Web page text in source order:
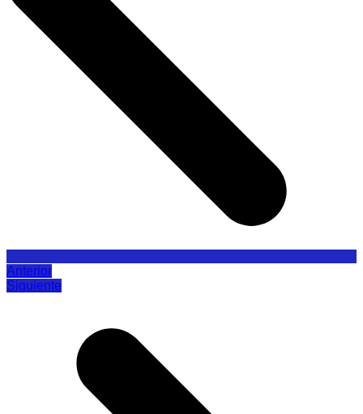
Anterior
Siguiente